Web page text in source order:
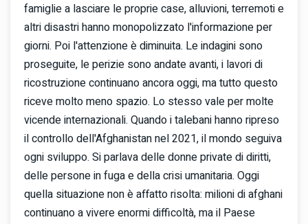
famiglie a lasciare le proprie case, alluvioni, terremoti e
altri disastri hanno monopolizzato l'informazione per
giorni. Poi l'attenzione è diminuita. Le indagini sono
proseguite, le perizie sono andate avanti, i lavori di
ricostruzione continuano ancora oggi, ma tutto questo
riceve molto meno spazio. Lo stesso vale per molte
vicende internazionali. Quando i talebani hanno ripreso
il controllo dell'Afghanistan nel 2021, il mondo seguiva
ogni sviluppo. Si parlava delle donne private di diritti,
delle persone in fuga e della crisi umanitaria. Oggi
quella situazione non è affatto risolta: milioni di afghani
continuano a vivere enormi difficoltà, ma il Paese